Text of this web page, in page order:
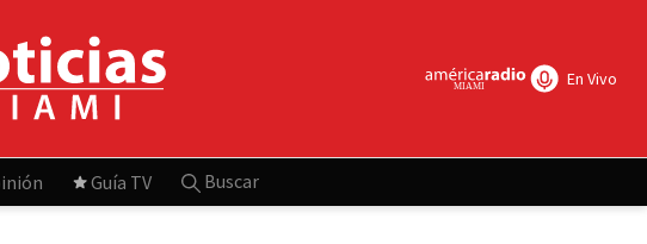
En Vivo
Guía TV Buscar